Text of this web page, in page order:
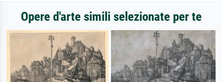
Opere d'arte simili selezionate per te